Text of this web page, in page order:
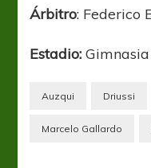
Árbitro: Federico
Estadio:
Auzqui Driussi
Marcelo Gallardo